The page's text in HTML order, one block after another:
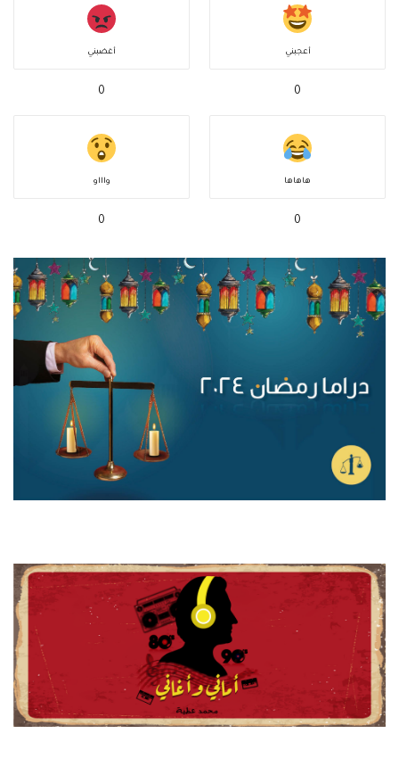
أعجبني
0
أغضبني
0
هاهاها
0
واااو
0